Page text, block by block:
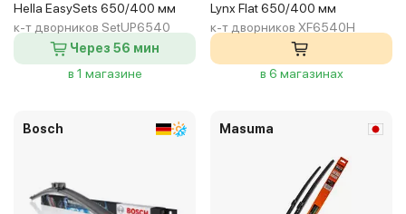
Hella EasySets 650/400 мм
к-т дворников SetUP6540
Через 56 мин
в 1 магазине
Lynx Flat 650/400 мм
к-т дворников XF6540H
в 6 магазинах
Bosch Masuma